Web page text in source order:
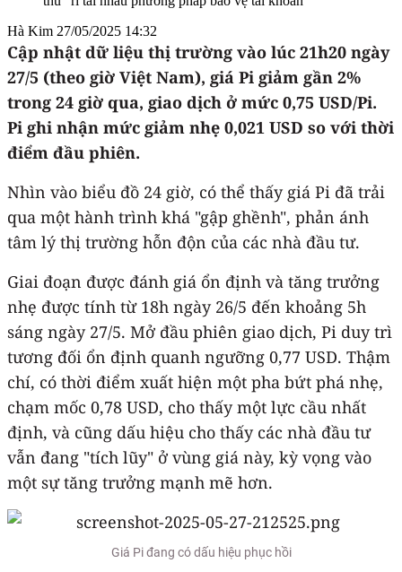
Hà Kim 27/05/2025 14:32
Cập nhật dữ liệu thị trường vào lúc 21h20 ngày
27/5 (theo giờ Việt Nam), giá Pi giảm gần 2%
trong 24 giờ qua, giao dịch ở mức 0,75 USD/Pi.
Pi ghi nhận mức giảm nhẹ 0,021 USD so với thời
điểm đầu phiên.
Nhìn vào biểu đồ 24 giờ, có thể thấy giá Pi đã trải
qua một hành trình khá "gập ghềnh", phản ánh
tâm lý thị trường hỗn độn của các nhà đầu tư.
Giai đoạn được đánh giá ổn định và tăng trưởng
nhẹ được tính từ 18h ngày 26/5 đến khoảng 5h
sáng ngày 27/5. Mở đầu phiên giao dịch, Pi duy trì
tương đối ổn định quanh ngưỡng 0,77 USD. Thậm
chí, có thời điểm xuất hiện một pha bứt phá nhẹ,
chạm mốc 0,78 USD, cho thấy một lực cầu nhất
định, và cũng dấu hiệu cho thấy các nhà đầu tư
vẫn đang "tích lũy" ở vùng giá này, kỳ vọng vào
một sự tăng trưởng mạnh mẽ hơn.
Giá Pi đang có dấu hiệu phục hồi